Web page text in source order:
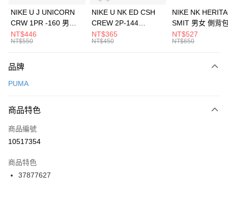
元大商業銀行
台灣樂天信用卡公司
全盈+PAY
AFTEE先享後付
【關於「AFTEE先享後付」】
便利好安心！
３．安心：先確認商品／服務後，再付款。
【「AFTEE先享後付」結帳流程】
１．於結帳方式選擇「AFTEE先享後付」後，將跳轉至「AFTEE先享後付」
２．訂單成立數日內，您將收到繳費通知簡訊。
３．收到繳費通知簡訊後14天內，點擊此簡訊中的連結，可透過四大超商／
ATM／網路銀行／等多元方式進行付款，方視為交易完成。
運送方式
每筆NT$100，滿NT$1,500(含以上)免運費
宅配
每筆NT$100，滿NT$1,500(含以上)免運費
付款後門市自取
每筆NT$100，滿NT$1,500(含以上)免運費
NIKE U J UNICORN
CRW 1PR -160 男女
中統襪 FZ3393100
NT$446
NT$550
NIKE U NK ED CSH
CREW 2P-144
EMBRDY 男女 短統襪
FZ3073133
NT$365
NT$450
NIKE NK
SMIT 男女 側背
BA5871010
NT$527
NT$650
品牌
PUMA
商品特色
商品編號
10517354
商品特色
37877627